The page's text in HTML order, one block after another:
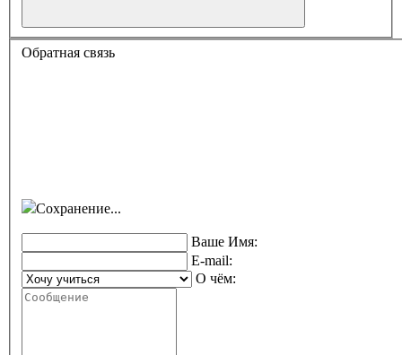
Обратная связь
Сохранение...
Ваше Имя:
E-mail:
О чём: